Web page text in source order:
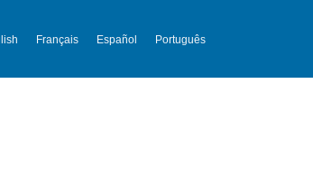
Français Español Português